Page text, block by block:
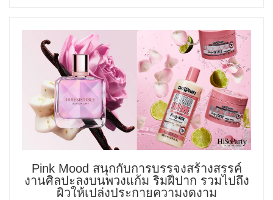
Pink Mood สนุกกับการบรรจงสร้างสรรค์
งานศิลปะลงบนพวงแก้ม ริมฝีปาก รวมไปถึง
ผิวให้เปล่งประกายความงดงาม